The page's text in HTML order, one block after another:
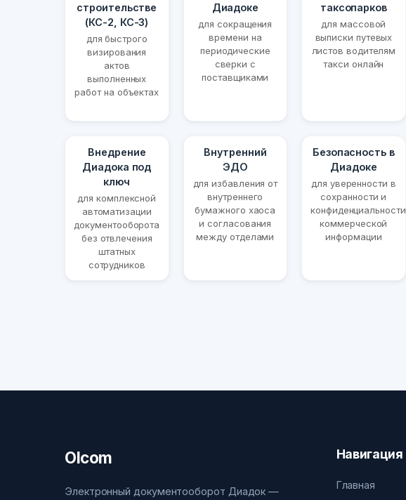
строительстве
(КС-2, КС-3)
для быстрого
визирования
актов
выполненных
работ на объектах
Диадоке
для сокращения
времени на
периодические
сверки с
поставщиками
таксопарков
для массовой
выписки путевых
листов водителям
такси онлайн
Внедрение
Диадока под
ключ
для комплексной
автоматизации
документооборота
без отвлечения
штатных
сотрудников
Внутренний
ЭДО
для избавления от
внутреннего
бумажного хаоса
и согласования
между отделами
Безопасность в
Диадоке
для уверенности в
сохранности и
конфиденциальности
коммерческой
информации
Olcom
Электронный документооборот Диадок —
Навигация
Главная